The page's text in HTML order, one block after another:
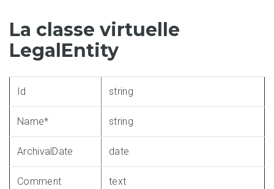
La classe virtuelle
LegalEntity
Id string
Name* string
ArchivalDate date
Comment text